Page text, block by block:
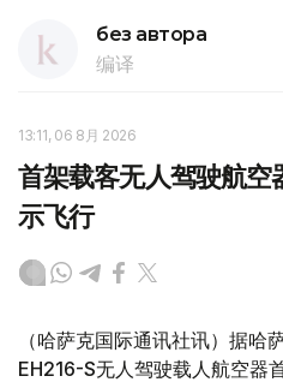
без автора
编译
13:11, 06 8月 2026
首架载客无人驾驶航空
示飞行
（哈萨克国际通讯社讯）据哈
EH216-S无人驾驶载人航空器